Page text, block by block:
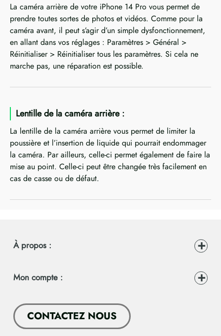
La caméra arrière de votre iPhone 14 Pro vous permet de
prendre toutes sortes de photos et vidéos. Comme pour la
caméra avant, il peut s’agir d’un simple dysfonctionnement,
en allant dans vos réglages : Paramètres > Général >
Réinitialiser > Réinitialiser tous les paramètres. Si cela ne
marche pas, une réparation est possible.
Lentille de la caméra arrière :
La lentille de la caméra arrière vous permet de limiter la
poussière et l’insertion de liquide qui pourrait endommager
la caméra. Par ailleurs, celle-ci permet également de faire la
mise au point. Celle-ci peut être changée très facilement en
cas de casse ou de défaut.
À propos :
Mon compte :
CONTACTEZ NOUS